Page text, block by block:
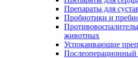
Препараты для
Пробиотики и
животных
Успокаивающие
Послеоперационный